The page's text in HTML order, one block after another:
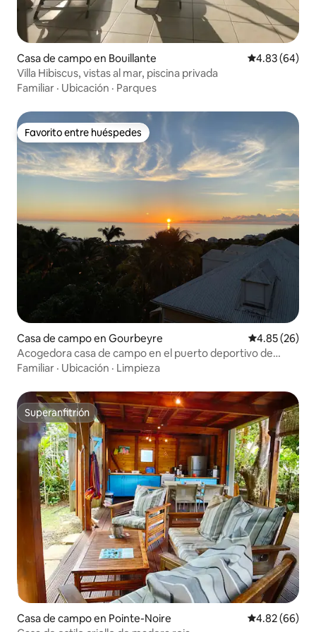
Casa de campo en Bouillante Calificación
4.83 (64)
Villa Hibiscus, vistas al mar, piscina privada
Familiar · Ubicación · Parques
Favorito entre huéspedes
Favorito entre huéspedes
Casa de campo en Gourbeyre Calificación
4.85 (26)
Acogedora casa de campo en el puerto deportivo de
Rivière-Sens
Familiar · Ubicación · Limpieza
Superanfitrión
Superanfitrión
Casa de campo en Pointe-Noire Calificación
4.82 (66)